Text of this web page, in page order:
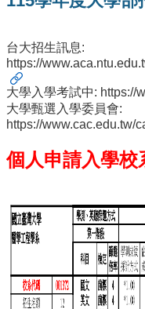
臺
大
醫
院
醫
院
院
聯
絡
們
意
台大招生訊息:
https://
大學入學考試中: https://
大學甄選入學委員會:
https://www.cac.edu.tw/
個人申請入學校